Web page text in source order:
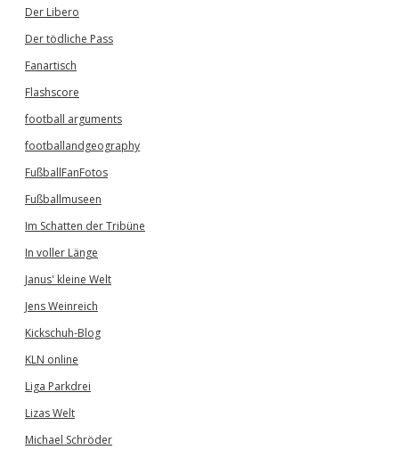
Der Libero
Der tödliche Pass
Fanartisch
Flashscore
football arguments
footballandgeography
FußballFanFotos
Fußballmuseen
Im Schatten der Tribüne
In voller Länge
Janus' kleine Welt
Jens Weinreich
Kickschuh-Blog
KLN online
Liga Parkdrei
Lizas Welt
Michael Schröder